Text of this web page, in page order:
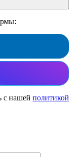
с нашей политикой